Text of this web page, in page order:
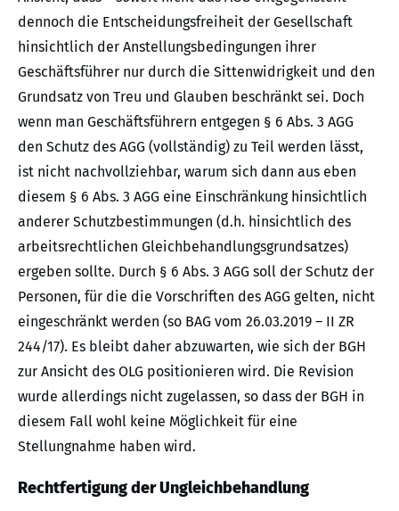
dennoch die Entscheidungsfreiheit der Gesellschaft
hinsichtlich der Anstellungsbedingungen ihrer
Geschäftsführer nur durch die Sittenwidrigkeit und den
Grundsatz von Treu und Glauben beschränkt sei. Doch
wenn man Geschäftsführern entgegen § 6 Abs. 3 AGG
den Schutz des AGG (vollständig) zu Teil werden lässt,
ist nicht nachvollziehbar, warum sich dann aus eben
diesem § 6 Abs. 3 AGG eine Einschränkung hinsichtlich
anderer Schutzbestimmungen (d.h. hinsichtlich des
arbeitsrechtlichen Gleichbehandlungsgrundsatzes)
ergeben sollte. Durch § 6 Abs. 3 AGG soll der Schutz der
Personen, für die die Vorschriften des AGG gelten, nicht
eingeschränkt werden (so BAG vom 26.03.2019 – II ZR
244/17). Es bleibt daher abzuwarten, wie sich der BGH
zur Ansicht des OLG positionieren wird. Die Revision
wurde allerdings nicht zugelassen, so dass der BGH in
diesem Fall wohl keine Möglichkeit für eine
Stellungnahme haben wird.
Rechtfertigung der Ungleichbehandlung